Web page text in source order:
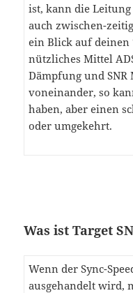
ist, kann die
auch zwischen-
ein Blick auf deinen
nützliches Mittel
Dämpfung und
voneinander, so
haben, aber einen
oder umgekehrt.
Was ist Target
Wenn der Sync-
ausgehandelt wird,